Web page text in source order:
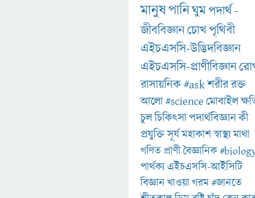
মানুষপানিঘুমপদার্থ-
জীববিজ্ঞানচোখপৃথিবী
এইচএসসি-উদ্ভিদবিজ্ঞান
এইচএসসি-প্রাণীবিজ্ঞান
রাসায়নিক#askশরীররক্ত
আলো#scienceমোবাইল
চুলচিকিৎসাপদার্থবিজ্ঞানকী
প্রযুক্তিসূর্যমহাকাশস্বাস্থ্যমাথা
গণিত প্রাণীবৈজ্ঞানিক
পার্থক্য এইচএসসি-আইসিটি
বিজ্ঞানখাওয়াগরম#জানতে